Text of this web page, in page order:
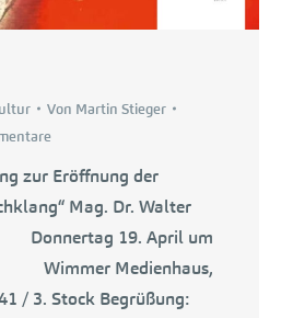
Von Martin Stieger
zur Eröffnung der
Mag. Dr. Walter
19. April um
Medienhaus,
/ 3. Stock Begrüßung: